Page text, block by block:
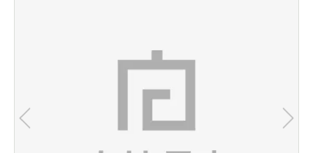
お気に入り機能の活用方法